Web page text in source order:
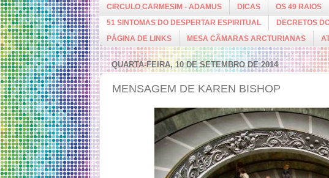
CIRCULO CARMESIM - ADAMUS
DICAS OS 49 RAIOS
51 SINTOMAS DO DESPERTAR ESPIRITUAL
DECRETOS
PÁGINA DE LINKS
MESA CÂMARAS ARCTURIANAS
QUARTA-FEIRA, 10 DE SETEMBRO DE 2014
MENSAGEM DE KAREN BISHOP